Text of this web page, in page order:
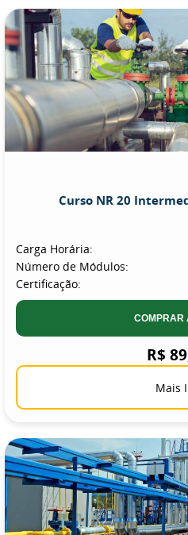
Curso NR 20
Carga Horária:
Número de Módulos:
Certificação:
COMPRAR
R$
Mais